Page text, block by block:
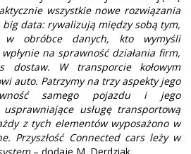
wszystkie nowe rozwiązania
big data: rywalizują między sobą tym,
w obróbce danych, kto wymyśli
na sprawność działania firm,
dostaw. W transporcie kołowym
auto. Patrzymy na trzy aspekty jego
samego pojazdu i jego
usprawniające usługę transportową
z tych elementów wyposażono w
Przyszłość Connected cars leży w